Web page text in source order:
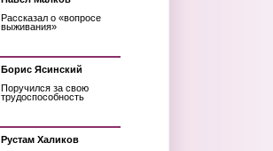
Рассказал о «вопросе
выживания»
Борис Ясинский
Поручился за свою
трудоспособность
Рустам Халиков